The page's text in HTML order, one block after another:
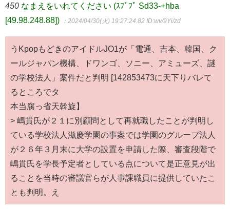
450 なまえをいれてください (ｽﾌﾟﾌﾟ Sd33-+hba
[49.98.248.88])
：2024/04/30(火) 19:27:24.82 ID:wv/9Yi/zd
うKpopもどきのアイドルJO1が「電通、吉本、韓国、ク
ールジャパン機構、ドワンゴ、ソニー、アミューズ、謎
の学校法人」案件だと判明 [142853473に天下りバレて
るところでタ
本当腐っ省天斡旋】
> 嶋貫氏が２１に別顧問として再就職したことが判明し
ている学校法人滋慶学園の事案では学園のグループ法人
が２６年３月末に大学の設置を申請した際、審査段階で
嶋貫氏を学長予定者としている点について是正意見が出
ることを当時の審議官らが人事課職員に提供していたこ
とも判明。え